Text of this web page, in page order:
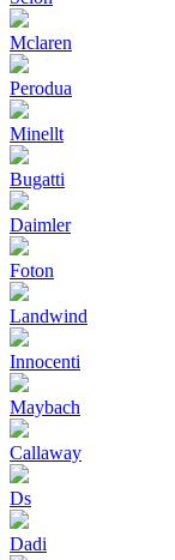
Mclaren
Perodua
Minellt
Bugatti
Daimler
Foton
Landwind
Innocenti
Maybach
Callaway
Ds
Dadi